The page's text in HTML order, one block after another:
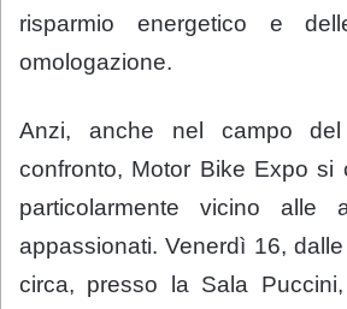
risparmio energetico e
omologazione.
Anzi, anche nel campo
confronto, Motor Bike Expo si
particolarmente vicino alle
appassionati. Venerdì 16,
circa, presso la Sala